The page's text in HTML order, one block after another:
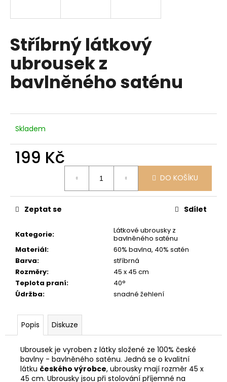
Stříbrný látkový
ubrousek z
bavlněného saténu
Skladem
199 Kč
DO KOŠÍKU
Kategorie:
Látkové ubrousky z
bavlněného saténu
Materiál:
60% bavlna, 40% satén
Barva:
stříbrná
Rozměry:
45 x 45 cm
Teplota praní:
40°
Údržba: snadné žehlení
Zeptat se Sdílet
Popis Diskuze
Ubrousek je vyroben z látky složené ze 100% české
bavlny - bavlněného saténu. Jedná se o kvalitní
látku českého výrobce, ubrousky mají rozměr 45 x
45 cm. Ubrousky jsou při stolování příjemné na
í
t
?
HLEDAT
o
č
u
e
m
e
PŮJČOVNA
KHAKI
LÁTKOVÝCH
NEJEN
SVATBU
40